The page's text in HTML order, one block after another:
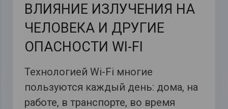
ВЛИЯНИЕ ИЗЛУЧЕНИЯ НА
ЧЕЛОВЕКА И ДРУГИЕ
ОПАСНОСТИ WI-FI
Технологией Wi-Fi многие
пользуются каждый день: дома, на
работе, в транспорте, во время